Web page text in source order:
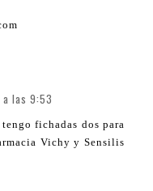
a las 9:53
fichadas dos para
Vichy y Sensilis